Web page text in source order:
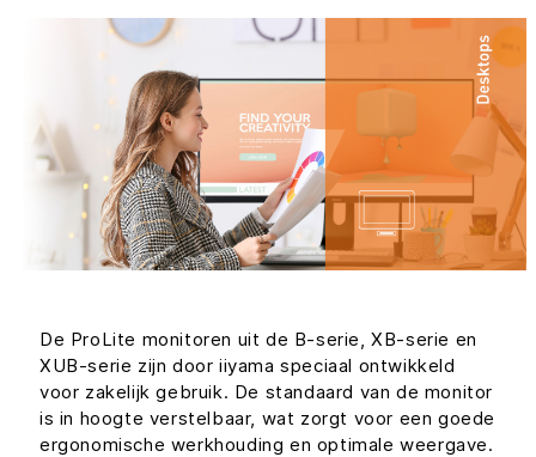
De ProLite monitoren uit de B-serie, XB-serie en
XUB-serie zijn door iiyama speciaal ontwikkeld
voor zakelijk gebruik. De standaard van de monitor
is in hoogte verstelbaar, wat zorgt voor een goede
ergonomische werkhouding en optimale weergave.